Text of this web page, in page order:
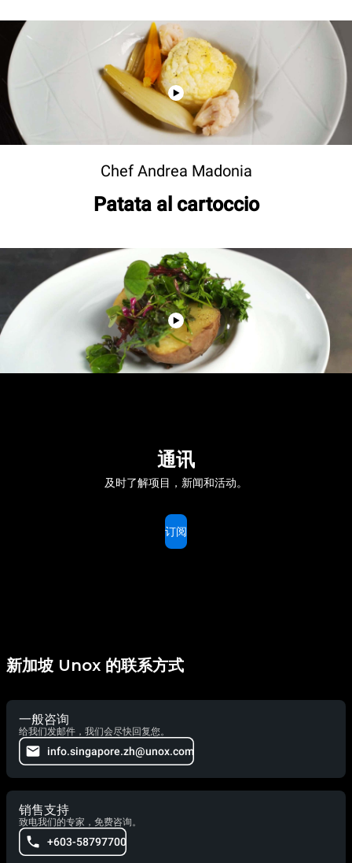
Chef Andrea Madonia
Patata al cartoccio
通讯
及时了解项目，新闻和活动。
订阅
新加坡 Unox 的联系方式
一般咨询
给我们发邮件，我们会尽快回复您。
info.singapore.zh@unox.com
销售支持
致电我们的专家，免费咨询。
+603-58797700